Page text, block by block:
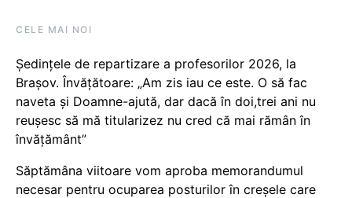
CELE MAI NOI
Ședințele de repartizare a profesorilor 2026, la
Brașov. Învățătoare: „Am zis iau ce este. O să fac
naveta și Doamne-ajută, dar dacă în doi,trei ani nu
reușesc să mă titularizez nu cred că mai rămân în
învățământ”
Săptămâna viitoare vom aproba memorandumul
necesar pentru ocuparea posturilor în creșele care